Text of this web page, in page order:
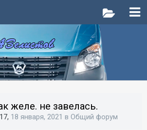
желе. не завелась.
18 января, 2021 в Общий форум